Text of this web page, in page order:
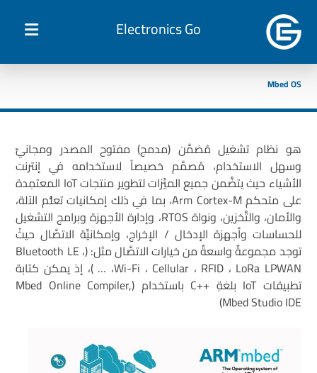
Electronics Go
Mbed OS
هو نظام تشغيل مُضمَّن (مدمج) مفتوح المصدر ومجانيِّ
وسهل الاستخدام، مُصمَّم خصيصاً لاستخدامه في إنترنت
الأشياء حيث يتضَّمن جميع الميِّزات لتطوير منتجات IoT المعتمِدة
على متحكم Arm Cortex-M، بما في ذلك إمكانيات تعلُّم الآلة،
والأمان، والتَّخزين، ونواة RTOS، وإدارة الأجهزة وبرامج التشغيل
للحساسات وأجهزة الإدخال / الإخراج، وإمكانيِّة الاتصَّال حيثُ
توجد مجموعةٌ واسعةٌ من خيارات الاتصَّال مثل: (Bluetooth LE ،
Wi-Fi ، Cellular ، RFID ، LoRa LPWAN، … )، إذ يمكن كتابة
تطبيقات IoT بلغةِ ++C باستخدام (Mbed Online Compiler,
Mbed Studio IDE)